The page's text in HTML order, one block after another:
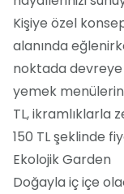
Kişiye özel
alanında
noktada
yemek
TL, ikramlıklarla
150 TL şeklinde
Ekolojik Garden
Doğayla iç içe